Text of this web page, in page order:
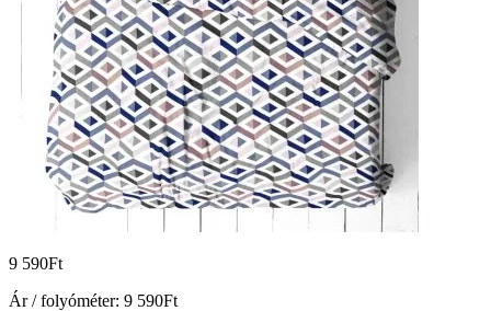
9 590Ft
Ár / folyóméter: 9 590Ft